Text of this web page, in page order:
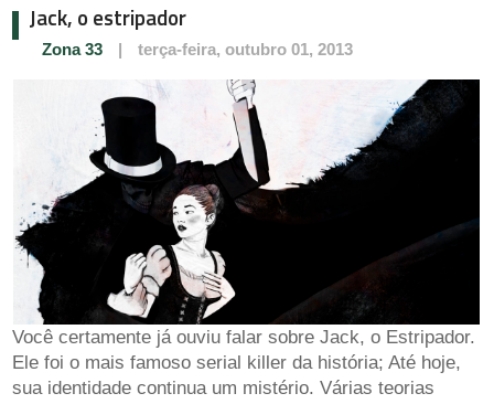
Jack, o estripador
Zona 33 terça-feira, outubro 01, 2013
Você certamente já ouviu falar sobre Jack, o Estripador.
Ele foi o mais famoso serial killer da história; Até hoje,
sua identidade continua um mistério. Várias teorias